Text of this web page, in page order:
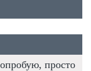
просто